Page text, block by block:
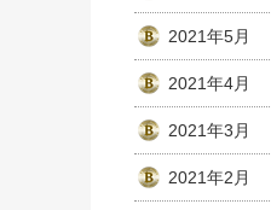
2021年5月
2021年4月
2021年3月
2021年2月